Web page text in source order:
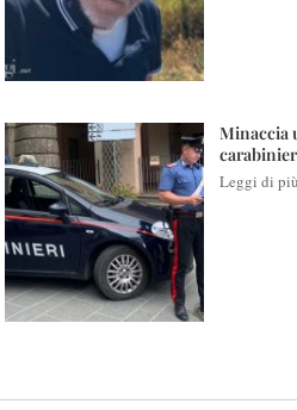
Minaccia
Leggi di